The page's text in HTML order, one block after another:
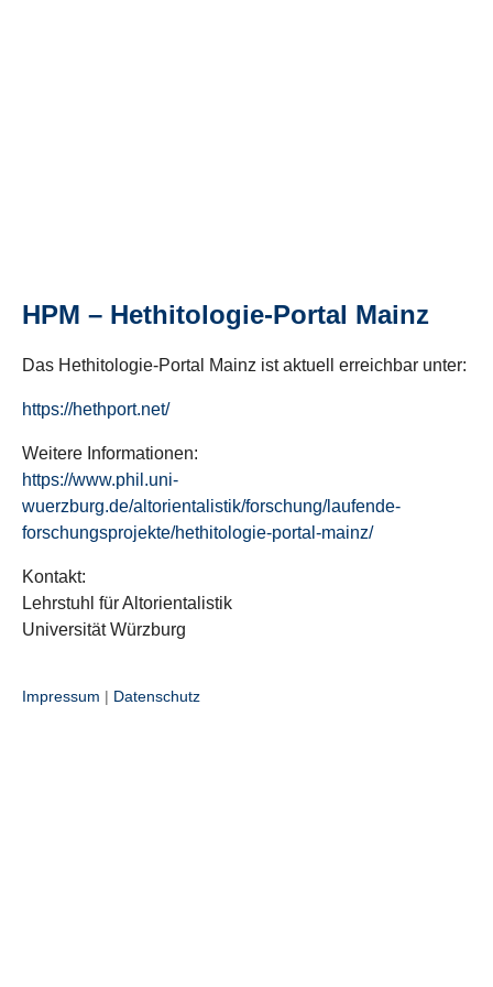
HPM – Hethitologie-Portal Mainz
Das Hethitologie-Portal Mainz ist aktuell erreichbar unter:
https://hethport.net/
Weitere Informationen:
https://www.phil.uni-
wuerzburg.de/altorientalistik/forschung/laufende-
forschungsprojekte/hethitologie-portal-mainz/
Kontakt:
Lehrstuhl für Altorientalistik
Universität Würzburg
Impressum | Datenschutz